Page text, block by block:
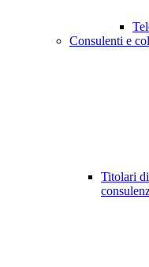
Consulenti e
Titolari